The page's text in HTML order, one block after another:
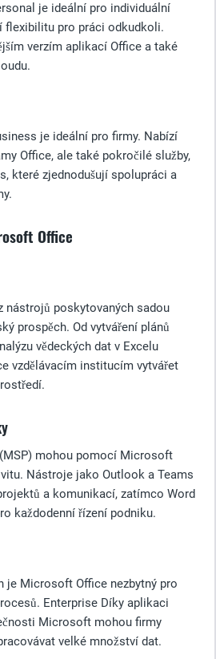
je ideální pro individuální
flexibilitu pro práci odkudkoli.
verzím aplikací Office a také
je ideální pro firmy. Nabízí
Office, ale také pokročilé služby,
které zjednodušují spolupráci a
Office
nástrojů poskytovaných sadou
prospěch. Od vytváření plánů
vědeckých dat v Excelu
vzdělávacím institucím vytvářet
mohou pomocí Microsoft
Nástroje jako Outlook a Teams
a komunikací, zatímco Word
každodenní řízení podniku.
je Microsoft Office nezbytný pro
Enterprise Díky aplikaci
Microsoft mohou firmy
velké množství dat.